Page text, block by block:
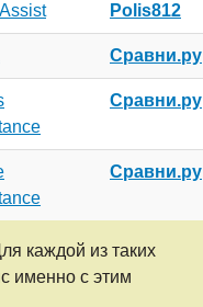
Polis812
Сравни.ру
Сравни.ру
Сравни.ру
каждой из таких
именно с этим